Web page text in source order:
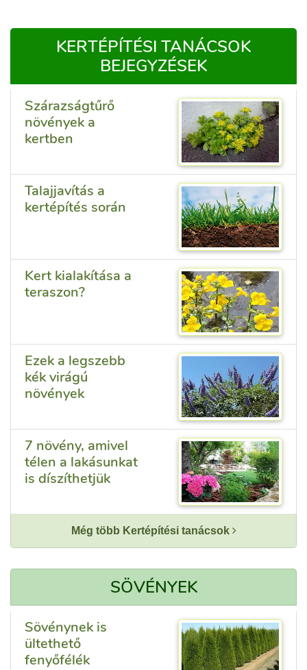
KERTÉPÍTÉSI TANÁCSOK
BEJEGYZÉSEK
Szárazságtűrő
növények a
kertben
Talajjavítás a
kertépítés során
Kert kialakítása a
teraszon?
Ezek a legszebb
kék virágú
növények
7 növény, amivel
télen a lakásunkat
is díszíthetjük
Még több Kertépítési tanácsok
SÖVÉNYEK
Sövénynek is
ültethető
fenyőfélék